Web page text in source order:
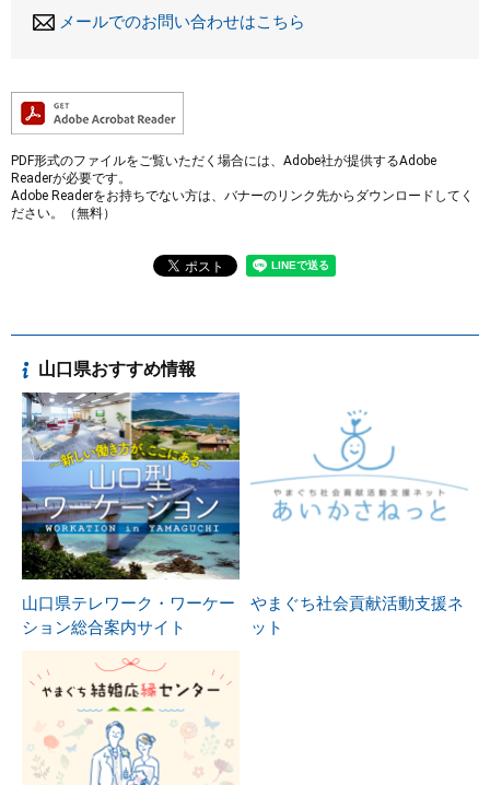
メールでのお問い合わせはこちら
PDF形式のファイルをご覧いただく場合には、Adobe社が提供するAdobe
Readerが必要です。
Adobe Readerをお持ちでない方は、バナーのリンク先からダウンロードしてく
ださい。（無料）
山口県おすすめ情報
山口県テレワーク・ワーケー
ション総合案内サイト
やまぐち社会貢献活動支援ネ
ット